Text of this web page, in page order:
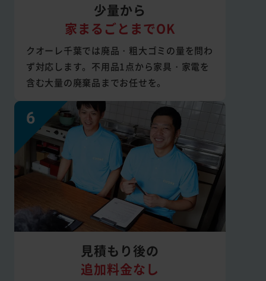
少量から
家まるごとまでOK
クオーレ千葉では廃品・粗大ゴミの量を問わ
ず対応します。不用品1点から家具・家電を
含む大量の廃棄品までお任せを。
見積もり後の
追加料金なし